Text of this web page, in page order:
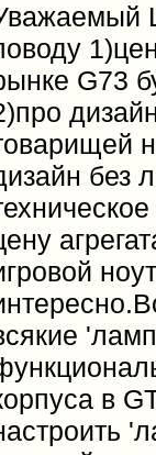
G73
без
в